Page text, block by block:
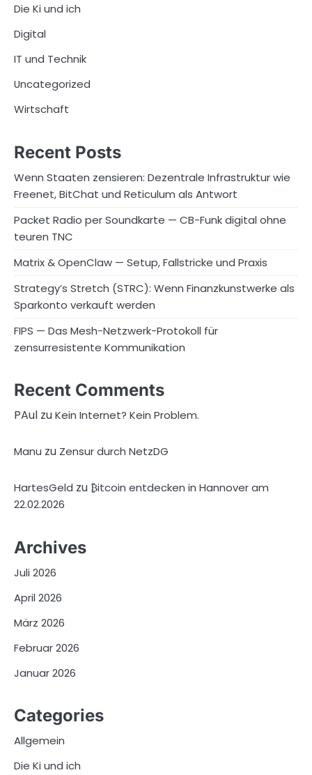
Die Ki und ich
Digital
IT und Technik
Uncategorized
Wirtschaft
Recent Posts
Wenn Staaten zensieren: Dezentrale Infrastruktur wie
Freenet, BitChat und Reticulum als Antwort
Packet Radio per Soundkarte — CB-Funk digital ohne
teuren TNC
Matrix & OpenClaw — Setup, Fallstricke und Praxis
Strategy’s Stretch (STRC): Wenn Finanzkunstwerke als
Sparkonto verkauft werden
FIPS — Das Mesh-Netzwerk-Protokoll für
zensurresistente Kommunikation
Recent Comments
PAul zuKein Internet? Kein Problem.
Manu zu Zensur durch NetzDG
HartesGeld zu ₿itcoin entdecken in Hannover am
22.02.2026
Archives
Juli 2026
April 2026
März 2026
Februar 2026
Januar 2026
Categories
Allgemein
Die Ki und ich